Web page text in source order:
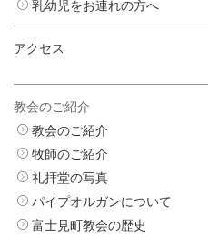
乳幼児をお連れの方へ
アクセス
教会のご紹介
教会のご紹介
牧師のご紹介
礼拝堂の写真
パイプオルガンについて
富士見町教会の歴史